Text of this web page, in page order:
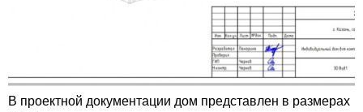
В проектной документации дом представлен в размерах